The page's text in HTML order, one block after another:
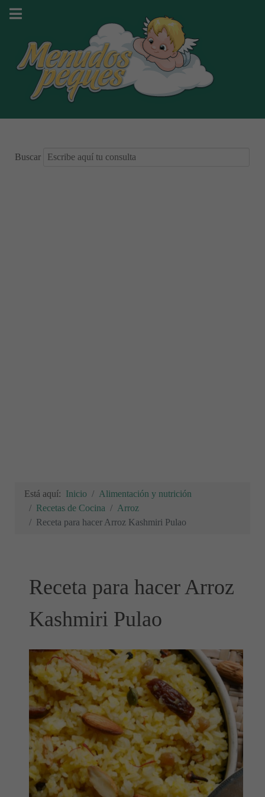
Buscar
Está aquí: Inicio
Alimentación y nutrición
Recetas de Cocina
Arroz
Receta para hacer Arroz Kashmiri Pulao
Receta para hacer Arroz
Kashmiri Pulao